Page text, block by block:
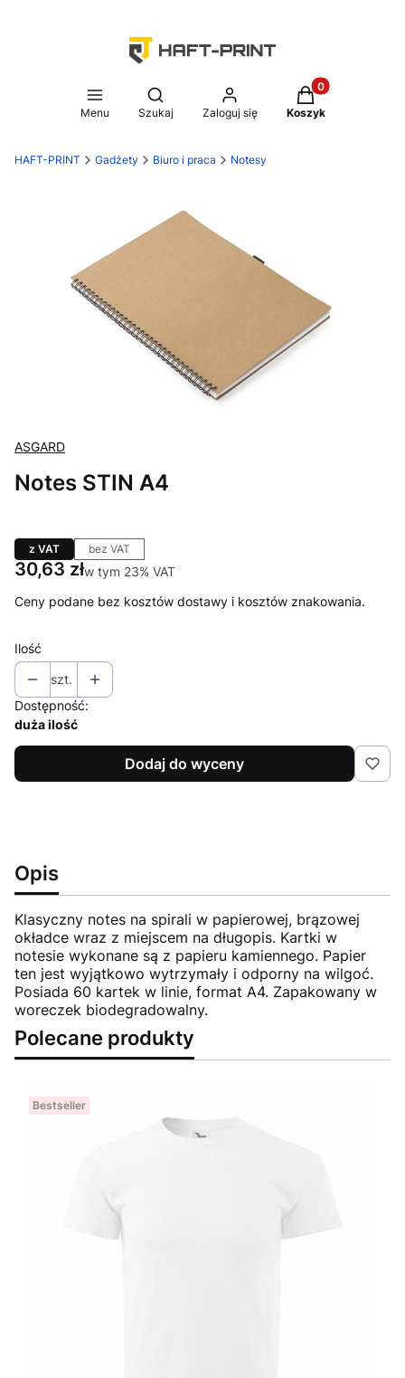
Menu
Otwórz wyszukiwarkę
Szukaj Zaloguj się
Produkty w
Koszyk
HAFT-PRINT Gadżety Biuro i praca Notesy
ASGARD
Notes STIN A4
z VAT bez VAT
Cena
30,63 złw tym 23% VAT
w tym 23% VAT
Ceny podane bez kosztów dostawy i kosztów znakowania.
Ilość
szt.
Dostępność:
duża ilość
Dodaj do wyceny
Opis
Klasyczny notes na spirali w papierowej, brązowej
okładce wraz z miejscem na długopis. Kartki w
notesie wykonane są z papieru kamiennego. Papier
ten jest wyjątkowo wytrzymały i odporny na wilgoć.
Posiada 60 kartek w linie, format A4. Zapakowany w
woreczek biodegradowalny.
Polecane produkty
Bestseller